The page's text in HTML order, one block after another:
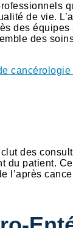
de vie.
des
des
des
patient.